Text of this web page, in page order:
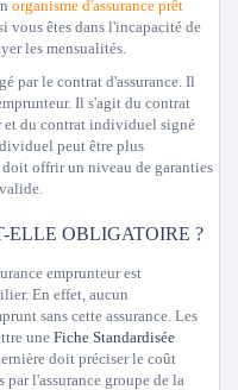
organisme d'assurance prêt
vous êtes dans l'incapacité de
les mensualités.
par le contrat d'assurance. Il
Il s'agit du contrat
et du contrat individuel signé
peut être plus
offrir un niveau de garanties
ELLE OBLIGATOIRE ?
emprunteur est
En effet, aucun
sans cette assurance. Les
uneFiche Standardisée
doit préciser le coût
l'assurance groupe de la